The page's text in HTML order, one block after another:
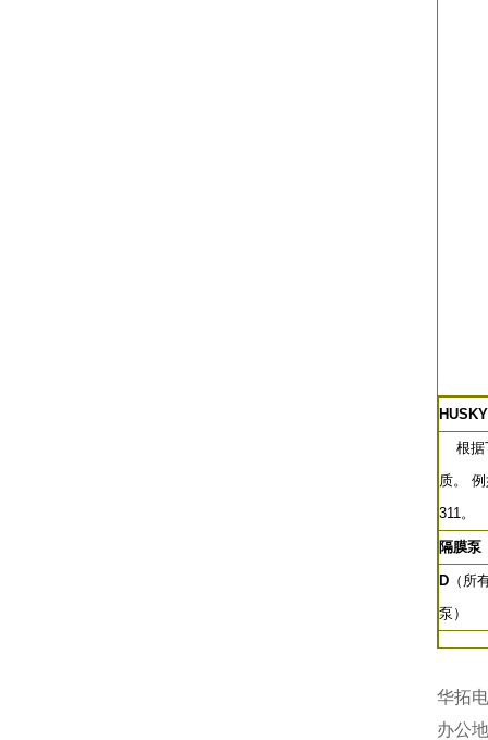
根据
质。
311。
隔膜泵
D （所
泵）
华拓
办公